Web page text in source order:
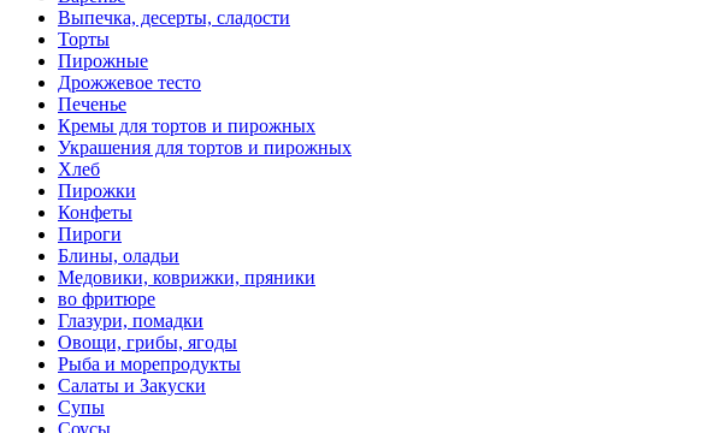
Выпечка, десерты, сладости
Торты
Пирожные
Дрожжевое тесто
Печенье
Кремы для тортов и пирожных
Украшения для тортов и пирожных
Хлеб
Пирожки
Конфеты
Пироги
Блины, оладьи
Медовики, коврижки, пряники
во фритюре
Глазури, помадки
Овощи, грибы, ягоды
Рыба и морепродукты
Салаты и Закуски
Супы